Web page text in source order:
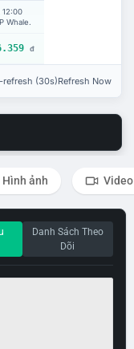
12:00
Whale.
đ
(30s)Refresh Now
Hình ảnh Video
Danh Sách Theo
Dõi